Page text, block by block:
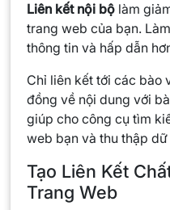
Liên kết nội bộ làm
trang web của bạn.
thông tin và hấp dẫn
Chỉ liên kết tới các bào
đồng về nội dung với
giúp cho công cụ tìm
web bạn và thu thập
Tạo Liên Kết
Trang Web